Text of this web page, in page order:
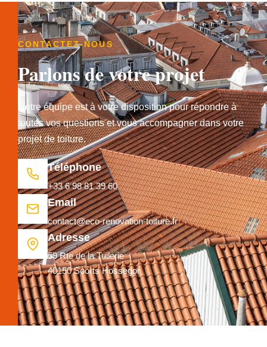
CONTACTEZ-NOUS
Parlons de votre projet
Notre équipe est à votre disposition pour répondre à
toutes vos questions et vous accompagner dans votre
projet de toiture.
Téléphone
+33 6 98 81 39 60
Email
contact@eco-renovation-toiture.fr
Adresse
59 Rte de la Tuilerie
40150 Soorts Hossegor